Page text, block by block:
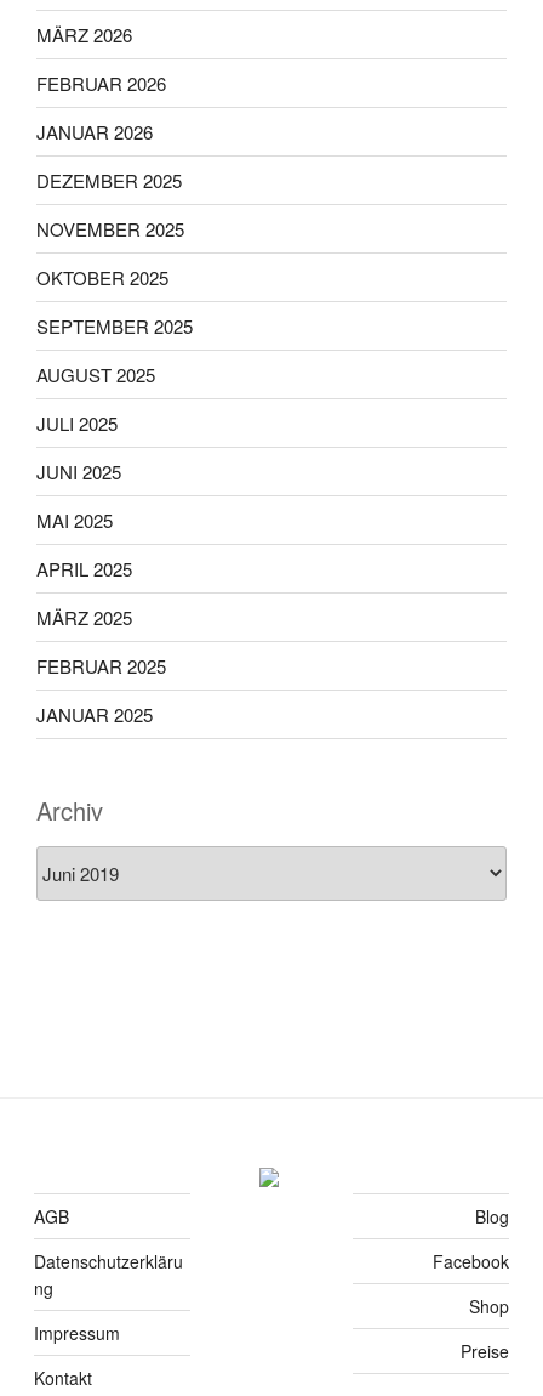
MÄRZ 2026
FEBRUAR 2026
JANUAR 2026
DEZEMBER 2025
NOVEMBER 2025
OKTOBER 2025
SEPTEMBER 2025
AUGUST 2025
JULI 2025
JUNI 2025
MAI 2025
APRIL 2025
MÄRZ 2025
FEBRUAR 2025
JANUAR 2025
Archiv
AGB
Datenschutzerkläru
ng
Impressum
Kontakt
Blog
Facebook
Shop
Preise